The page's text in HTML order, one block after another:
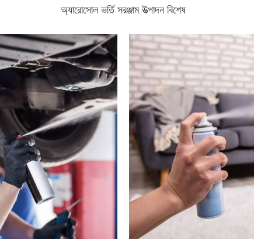
অ্যারোসোল ভর্তি সরঞ্জাম উত্পাদন বিশেষ